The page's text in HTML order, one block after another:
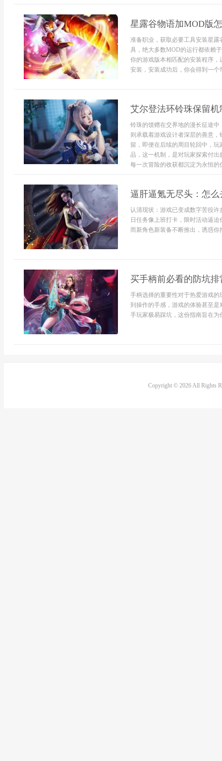
星露谷物语加MOD版
准备职业，获取必要工具安装星
具，绝大多数MOD的运行都依赖
你的游戏版本相匹配的安装程序
安装，安装成功后，你会得到一个
艾尔登法环铃珠保留机
铃珠的馈赠在交界地的漫长征途
则承载着游戏设计者深层的善意
留，即便在后续的周目轮回中，
品，这一机制，是对玩家探索付
每一次冒险的收获都沉淀为永恒的
逼肝逼氪无尽头：怎么
认清现状：游戏已变成数字苦役
日任务像上班打卡，限时活动逼
而新角色新装备不断推出，诱惑你
买手柄前必看的防坑排
手柄选择的重要性对于热爱游戏
到操作的手感，游戏的体验甚至
手玩家极易踩坑，这份指南旨在为
Copyright © 2026 All Rights